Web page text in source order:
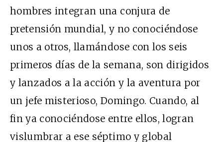
hombres integran una conjura de
pretensión mundial, y no conociéndose
unos a otros, llamándose con los seis
primeros días de la semana, son dirigidos
y lanzados a la acción y la aventura por
un jefe misterioso, Domingo. Cuando, al
fin ya conociéndose entre ellos, logran
vislumbrar a ese séptimo y global